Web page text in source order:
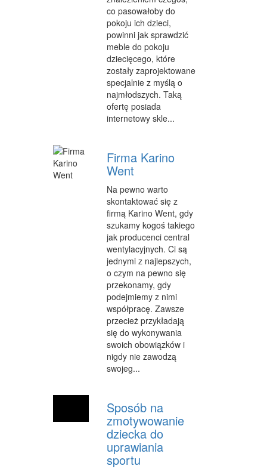
KOSMETYKI
LECZENIE
SALONY KOSMETYCZNE
SPRZĘT MEDYCZNY
WEB
OPROGRAMOWANIE
co pasowałoby do
pokoju ich dzieci,
powinni jak sprawdzić
meble do pokoju
dziecięcego, które
zostały zaprojektowane
specjalnie z myślą o
najmłodszych. Taką
ofertę posiada
internetowy skle...
Firma Karino
Went
Na pewno warto
skontaktować się z
firmą Karino Went, gdy
szukamy kogoś takiego
jak producenci central
wentylacyjnych. Ci są
jednymi z najlepszych,
o czym na pewno się
przekonamy, gdy
podejmiemy z nimi
współpracę. Zawsze
przecież przykładają
się do wykonywania
swoich obowiązków i
nigdy nie zawodzą
swojeg...
Sposób na
zmotywowanie
dziecka do
uprawiania
sportu